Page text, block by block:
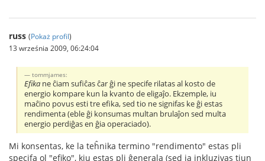
russ (Pokaż profil)
13 września 2009, 06:24:04
tommjames:
Efika ne ĉiam sufiĉas ĉar ĝi ne specife rilatas al kosto de
energio kompare kun la kvanto de eligaĵo. Ekzemple, iu
maĉino povus esti tre efika, sed tio ne signifas ke ĝi estas
rendimenta (eble ĝi konsumas multan brulaĵon sed multa
energio perdiĝas en ĝia operaciado).
Mi konsentas, ke la teĥnika termino "rendimento" estas pli
specifa ol "efiko", kiu estas pli ĝenerala (sed ja inkluzivas tiun